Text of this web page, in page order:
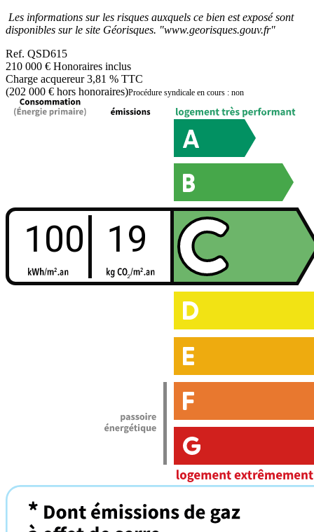
Les informations sur les risques auxquels ce bien est exposé sont
disponibles sur le site Géorisques. "www.georisques.gouv.fr"
Ref. QSD615
210 000 € Honoraires inclus
Charge acquereur 3,81 % TTC
(202 000 € hors honoraires)Procédure syndicale en cours : non
100 19